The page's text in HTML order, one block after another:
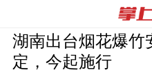
湖南出台烟花爆竹
定，今起施行